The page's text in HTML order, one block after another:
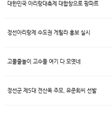
대한민국 아리랑대축제 대합창으로 팡파르
정선아리랑제 수도권 게릴라 홍보 실시
고물줄놀이 고수들 여기 다 모엿네
정선군 제5대 전산옥 주모, 유준희씨 선발